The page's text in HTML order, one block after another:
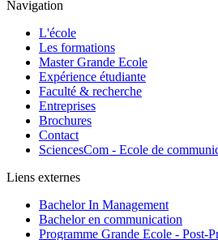
Navigation
L'école
Les formations
Master Grande Ecole
Expérience étudiante
Faculté & recherche
Entreprises
Brochures
Contact
SciencesCom - Ecole de
Liens externes
Bachelor In Management
Bachelor en communication
Programme Grande Ecole - Post-